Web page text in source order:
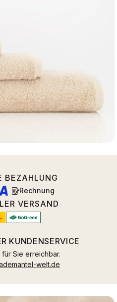
BEZAHLUNG
Rechnung
VERSAND
KUNDENSERVICE
Sie erreichbar.
welt.de